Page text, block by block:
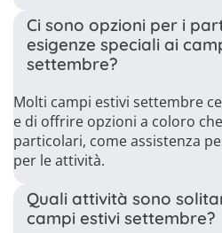
Ci sono opzioni per i
esigenze speciali ai
settembre?
Molti campi estivi settembre
e di offrire opzioni a coloro
particolari, come assistenza
per le attività.
Quali attività sono
campi estivi settembre?